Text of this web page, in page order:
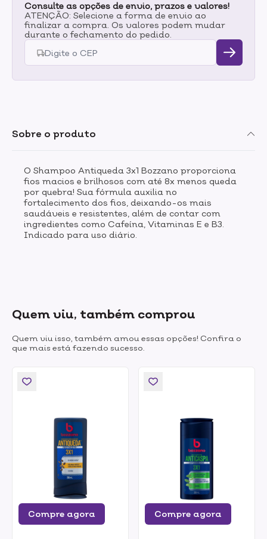
Consulte as opções de envio, prazos e valores!
ATENÇÃO: Selecione a forma de envio ao
finalizar a compra. Os valores podem mudar
durante o fechamento do pedido.
Sobre o produto
O Shampoo Antiqueda 3x1 Bozzano proporciona
fios macios e brilhosos com até 8x menos queda
por quebra! Sua fórmula auxilia no
fortalecimento dos fios, deixando-os mais
saudáveis e resistentes, além de contar com
ingredientes como Cafeína, Vitaminas E e B3.
Indicado para uso diário.
Quem viu, também comprou
Quem viu isso, também amou essas opções! Confira o
que mais está fazendo sucesso.
Compre agora Compre agora